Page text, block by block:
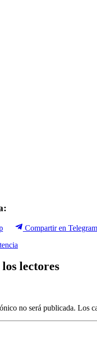
Compartir en Telegram
lectores
no será publicada. Los